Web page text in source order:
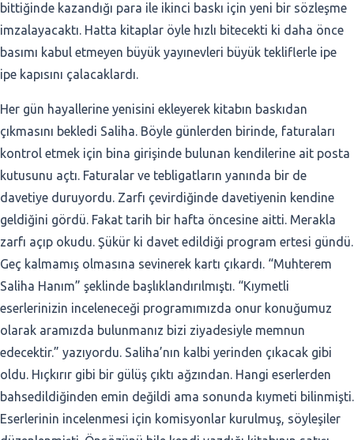
bittiğinde kazandığı para ile ikinci baskı için yeni bir sözleşme
imzalayacaktı. Hatta kitaplar öyle hızlı bitecekti ki daha önce
basımı kabul etmeyen büyük yayınevleri büyük tekliflerle ipe
ipe kapısını çalacaklardı.
Her gün hayallerine yenisini ekleyerek kitabın baskıdan
çıkmasını bekledi Saliha. Böyle günlerden birinde, faturaları
kontrol etmek için bina girişinde bulunan kendilerine ait posta
kutusunu açtı. Faturalar ve tebligatların yanında bir de
davetiye duruyordu. Zarfı çevirdiğinde davetiyenin kendine
geldiğini gördü. Fakat tarih bir hafta öncesine aitti. Merakla
zarfı açıp okudu. Şükür ki davet edildiği program ertesi gündü.
Geç kalmamış olmasına sevinerek kartı çıkardı. “Muhterem
Saliha Hanım” şeklinde başlıklandırılmıştı. “Kıymetli
eserlerinizin inceleneceği programımızda onur konuğumuz
olarak aramızda bulunmanız bizi ziyadesiyle memnun
edecektir.” yazıyordu. Saliha’nın kalbi yerinden çıkacak gibi
oldu. Hıçkırır gibi bir gülüş çıktı ağzından. Hangi eserlerden
bahsedildiğinden emin değildi ama sonunda kıymeti bilinmişti.
Eserlerinin incelenmesi için komisyonlar kurulmuş, söyleşiler